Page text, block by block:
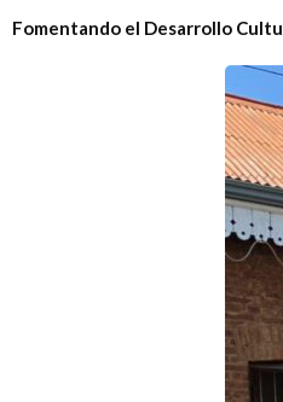
Fomentando el Desarrollo